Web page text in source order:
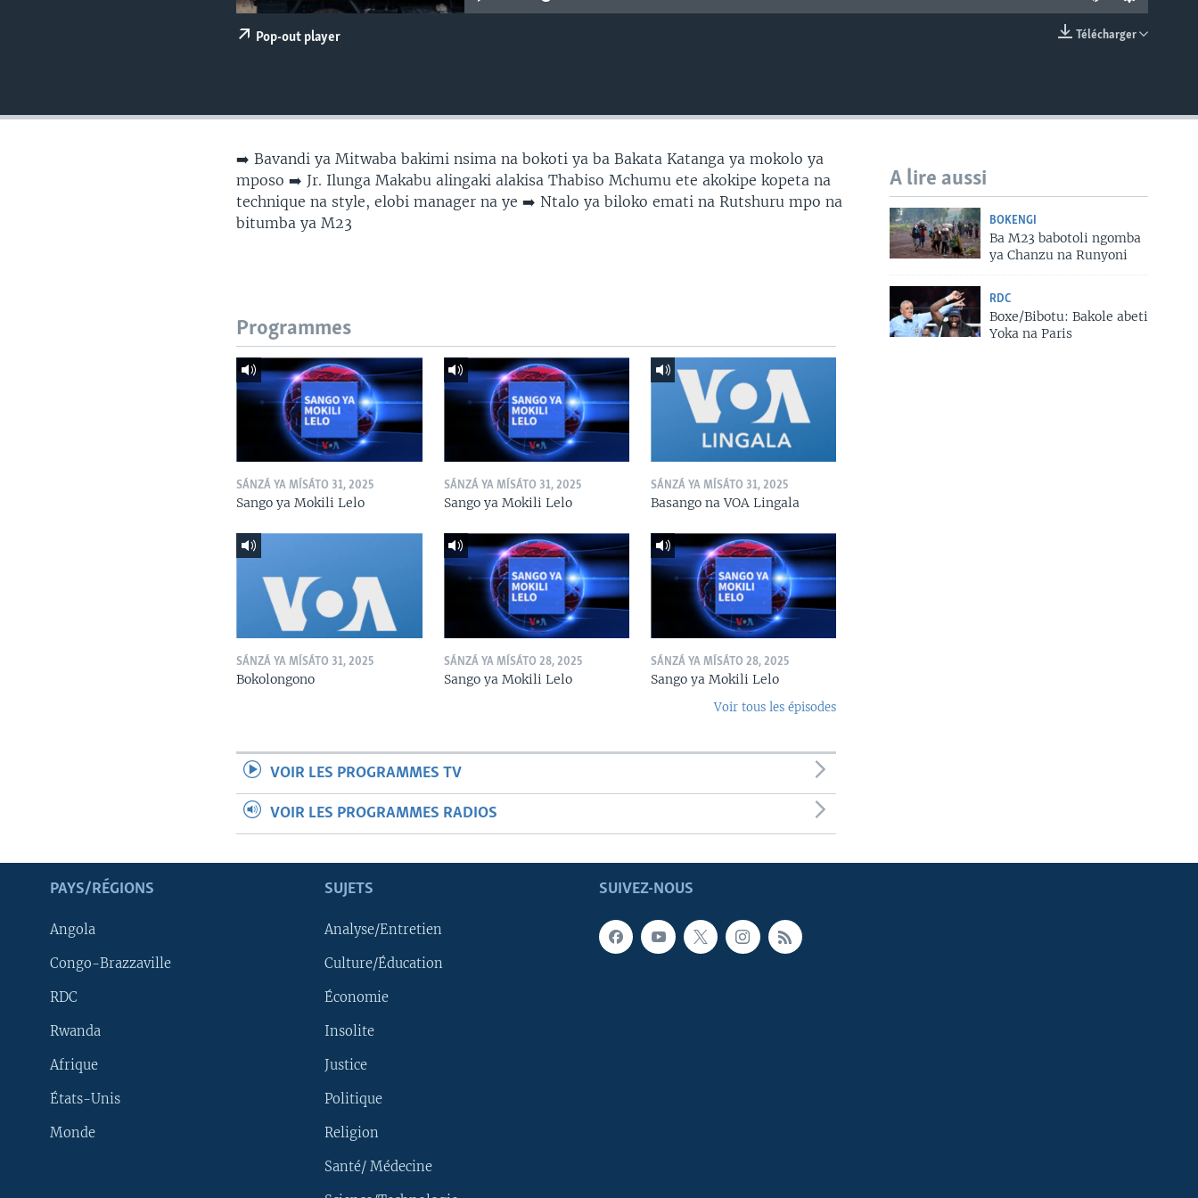
Télécharger
Pop-out player
➡️ Bavandi ya Mitwaba bakimi nsima na bokoti ya ba Bakata Katanga ya mokolo ya
mposo ➡️ Jr. Ilunga Makabu alingaki alakisa Thabiso Mchumu ete akokipe kopeta na
technique na style, elobi manager na ye ➡️ Ntalo ya biloko emati na Rutshuru mpo na
bitumba ya M23
A lire aussi
BOKENGI
Ba M23 babotoli ngomba
ya Chanzu na Runyoni
RDC
Boxe/Bibotu: Bakole abeti
Yoka na Paris
Programmes
SÁNZÁ YA MÍSÁTO 31, 2025
Sango ya Mokili Lelo
SÁNZÁ YA MÍSÁTO 31, 2025
Sango ya Mokili Lelo
SÁNZÁ YA MÍSÁTO 31, 2025
Basango na VOA Lingala
SÁNZÁ YA MÍSÁTO 31, 2025
Bokolongono
SÁNZÁ YA MÍSÁTO 28, 2025
Sango ya Mokili Lelo
SÁNZÁ YA MÍSÁTO 28, 2025
Sango ya Mokili Lelo
Voir tous les épisodes
VOIR LES PROGRAMMES TV
VOIR LES PROGRAMMES RADIOS
SUIVEZ-NOUS
PAYS/RÉGIONS
Angola
Congo-Brazzaville
RDC
Rwanda
Afrique
États-Unis
Monde
SUJETS
Analyse/Entretien
Culture/Éducation
Économie
Insolite
Justice
Politique
Religion
Santé/ Médecine